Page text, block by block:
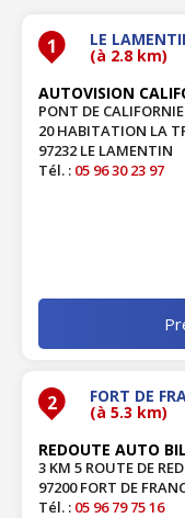
1 LE
(à 2.8 km)
AUTOVISION
PONT DE CALIFORNIE
20 HABITATION LA
97232 LE LAMENTIN
Tél. : 05 96 30 23 97
2 FORT DE
(à 5.3 km)
REDOUTE AUTO
3 KM 5 ROUTE DE
97200 FORT DE
Tél. : 05 96 79 75 16